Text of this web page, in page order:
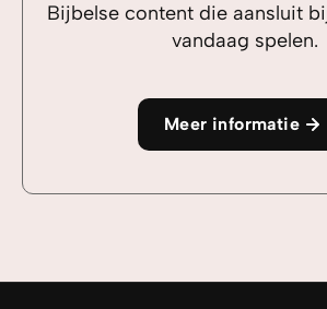
Bijbelse content die aansluit
vandaag spelen.
Meer informatie